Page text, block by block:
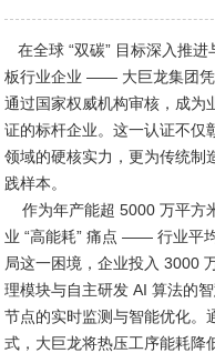
在全球 “双碳” 目标深入推
板行业企业 —— 大巨龙集团凭
通过国家权威机构审核，成为
证的标杆企业。这一认证不仅
领域的硬核实力，更为传统制
践样本。
作为年产能超 5000 万平方
业 “高能耗” 痛点 —— 行业平
局这一困境，企业投入 3000
理模块与自主研发 AI 算法的
节点的实时监测与智能优化。
式，大巨龙将热压工序能耗降